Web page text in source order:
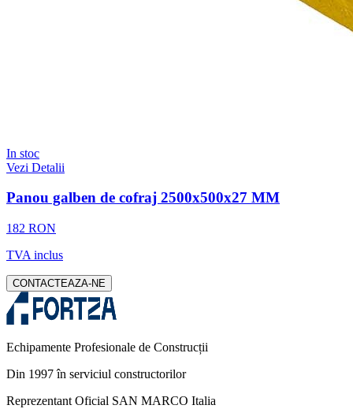
In stoc
Vezi Detalii
Panou galben de cofraj 2500x500x27 MM
182 RON
TVA inclus
CONTACTEAZA-NE
Echipamente Profesionale de Construcții
Din 1997 în serviciul constructorilor
Reprezentant Oficial SAN MARCO Italia